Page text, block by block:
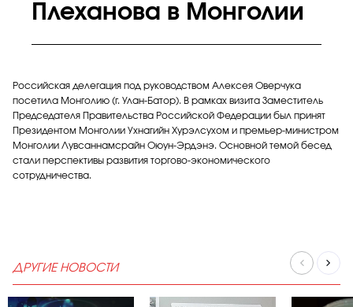
Плеханова в Монголии
Российская делегация под руководством Алексея Оверчука
посетила Монголию (г. Улан-Батор). В рамках визита Заместитель
Председателя Правительства Российской Федерации был принят
Президентом Монголии Ухнагийн Хурэлсухом и премьер-министром
Монголии Лувсаннамсрайн Оюун-Эрдэнэ. Основной темой бесед
стали перспективы развития торгово-экономического
сотрудничества.
ДРУГИЕ НОВОСТИ